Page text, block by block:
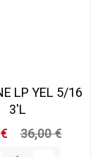
LP YEL 5/16
3'L
36,00 €